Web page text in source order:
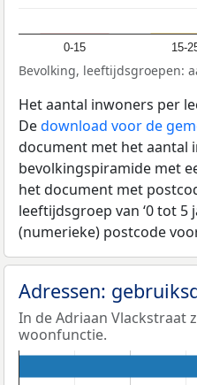
0-15 15-
Bevolking, leeftijdsgroepen:
Het aantal inwoners per
Dedownload voor de
document met het aantal
bevolkingspiramide met
het document met
leeftijdsgroep van ‘0 tot 5
(numerieke) postcode
Adressen:
In de Adriaan Vlackstraat
woonfunctie.